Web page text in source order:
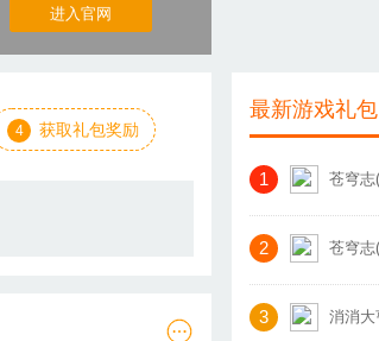
进入官网
4 获取礼包奖励
最新游戏礼包
1
2
3